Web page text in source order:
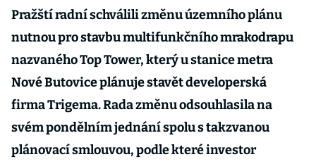
Pražští radní schválili změnu územního plánu
nutnou pro stavbu multifunkčního mrakodrapu
nazvaného Top Tower, který u stanice metra
Nové Butovice plánuje stavět developerská
firma Trigema. Rada změnu odsouhlasila na
svém pondělním jednání spolu s takzvanou
plánovací smlouvou, podle které investor